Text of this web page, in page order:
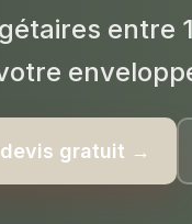
entre
gratuit →